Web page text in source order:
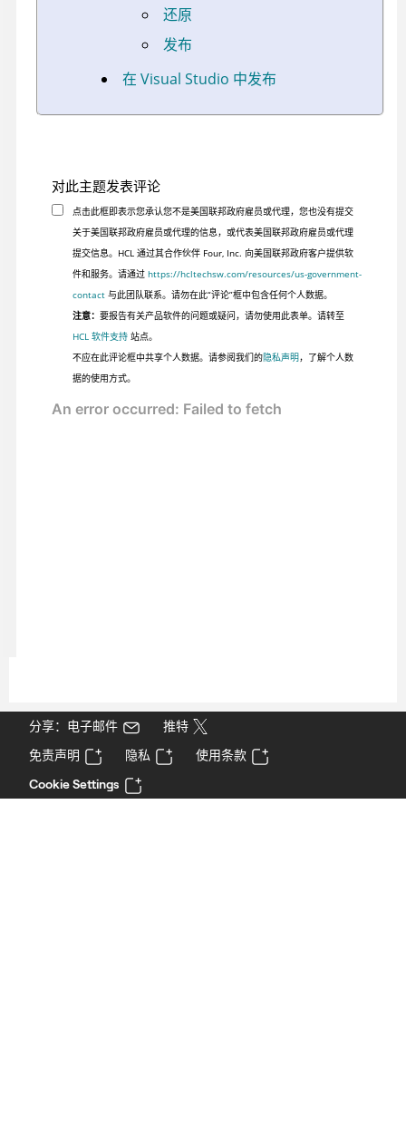
还原
发布
在 Visual Studio 中发布
对此主题发表评论
点击此框即表示您承认您不是美国联邦政府雇员或代理，您也没有提交
关于美国联邦政府雇员或代理的信息，或代表美国联邦政府雇员或代理
提交信息。HCL 通过其合作伙伴 Four, Inc. 向美国联邦政府客户提供软
件和服务。请通过 https://hcltechsw.com/resources/us-government-
contact与此团队联系。请勿在此“评论”框中包含任何个人数据。
注意： 要报告有关产品软件的问题或疑问，请勿使用此表单。请转至
HCL 软件支持站点。
不应在此评论框中共享个人数据。请参阅我们的隐私声明，了解个人数
据的使用方式。
分享：电子邮件
推特
免责声明
隐私
使用条款
Cookie Settings